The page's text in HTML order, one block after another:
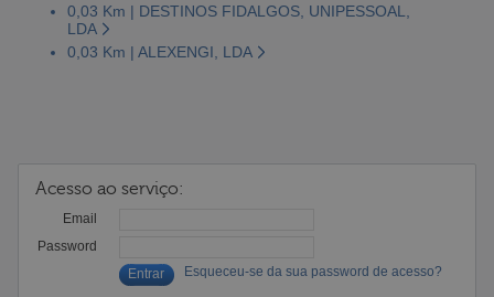
0,03 Km | DESTINOS FIDALGOS, UNIPESSOAL,
LDA
0,03 Km | ALEXENGI, LDA
Acesso ao serviço:
Email
Password
Esqueceu-se da sua password de acesso?